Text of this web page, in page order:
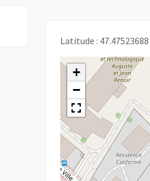
Latitude :
+
−